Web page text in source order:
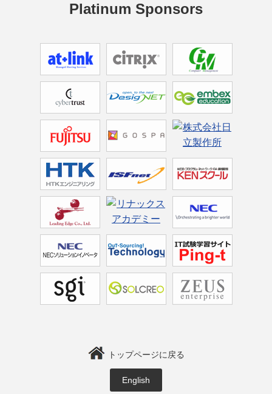
Platinum Sponsors
トップページに戻る
English